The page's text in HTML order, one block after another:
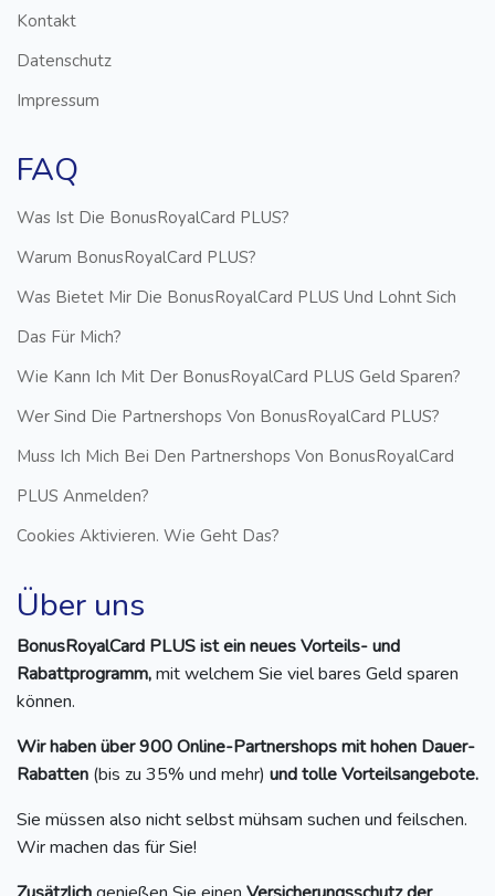
Kontakt
Datenschutz
Impressum
FAQ
Was Ist Die BonusRoyalCard PLUS?
Warum BonusRoyalCard PLUS?
Was Bietet Mir Die BonusRoyalCard PLUS Und Lohnt Sich
Das Für Mich?
Wie Kann Ich Mit Der BonusRoyalCard PLUS Geld Sparen?
Wer Sind Die Partnershops Von BonusRoyalCard PLUS?
Muss Ich Mich Bei Den Partnershops Von BonusRoyalCard
PLUS Anmelden?
Cookies Aktivieren. Wie Geht Das?
Über uns
BonusRoyalCard PLUS ist ein neues Vorteils- und
Rabattprogramm,mit welchem Sie viel bares Geld sparen
können.
Wir haben über 900 Online-Partnershops mit hohen Dauer-
Rabatten (bis zu 35% und mehr) und tolle Vorteilsangebote.
Sie müssen also nicht selbst mühsam suchen und feilschen.
Wir machen das für Sie!